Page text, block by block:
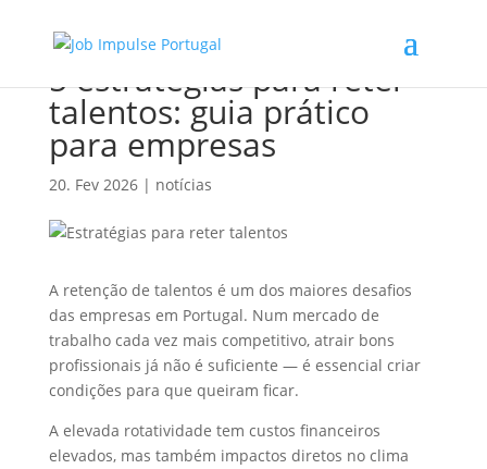
5 estratégias para reter
talentos: guia prático
para empresas
20. Fev 2026| notícias
A retenção de talentos é um dos maiores desafios
das empresas em Portugal. Num mercado de
trabalho cada vez mais competitivo, atrair bons
profissionais já não é suficiente — é essencial criar
condições para que queiram ficar.
A elevada rotatividade tem custos financeiros
elevados, mas também impactos diretos no clima